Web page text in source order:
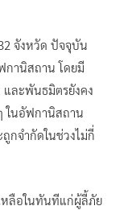
จังหวัด ปัจจุบัน
กานิสถาน โดยมี
และพันธมิตรยังคง
ในอัฟกานิสถาน
กจำกัดในช่วงไม่กี่
หลือในทันทีแก่ผู้ลี้ภัย